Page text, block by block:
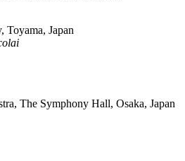
Toyama, Japan
The Symphony Hall, Osaka, Japan